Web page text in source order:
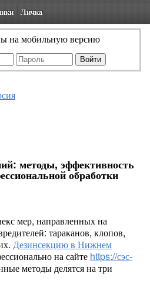
Личка
на мобильную версию
методы, эффективность
обработки
мер, направленных на
тараканов, клопов,
Дезинсекцию в Нижнем
на сайте https://сэс-
методы делятся на три